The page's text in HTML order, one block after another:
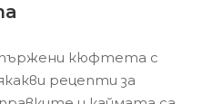
кюфтета с
рецепти за